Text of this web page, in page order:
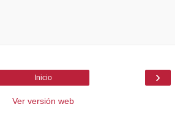
›
Inicio
Ver versión web